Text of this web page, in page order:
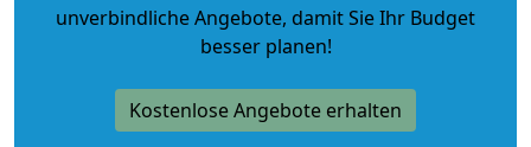
unverbindliche Angebote, damit Sie Ihr Budget
besser planen!
Kostenlose Angebote erhalten